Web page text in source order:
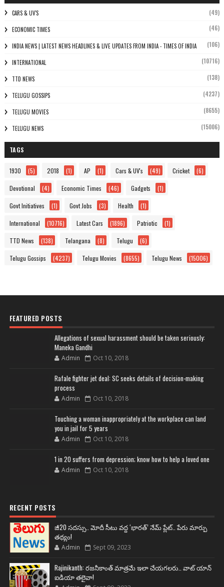
CARS & UV'S (49)
ECONOMIC TIMES (46)
INDIA NEWS | LATEST NEWS HEADLINES & LIVE UPDATES FROM INDIA - TIMES OF INDIA (106)
INTERNATIONAL (10716)
TTD NEWS (138)
TELUGU GOSSIPS (4237)
TELUGU MOVIES (8655)
TELUGU NEWS (15006)
TAGS
1930 (5) 2018 (1) AP (1) Cars & UV's (49) Cricket (6)
Devotional (4) Economic Times (46) Gadgets (1)
Govt Initiatives (1) Govt Jobs (3) Health (1)
International (10716) Latest Cars (1896) Patriotic (1)
TTD News (138) Telangana (8) Telugu (6)
Telugu Gossips (4237) Telugu Movies (8655) Telugu News (15006)
FEATURED POSTS
Allegations of sexual harassment should be taken seriously:
Maneka Gandhi
Admin Oct 10, 2018
Rafale fighter jet deal: SC seeks details of decision-making
process
Admin Oct 10, 2018
Touching a woman inappropriately at the workplace can land
you in jail for 5 years
Admin Oct 10, 2018
1 in 20 suffers from depression; know how to help a loved one
Admin Oct 10, 2018
RECENT POSTS
జీ20 సదస్సు.. మోదీ సీటు వద్ద ‘భారత్’ నేమ్ ప్లేట్‌.. పేరు మార్పు
తథ్యం!
Admin Sept 09, 2023
Rajinikanth: రజనీకాంత్ మాత్రమే ఇలా చేయగలరు.. వాట్ యాన్
ఐడియా తలైవా!